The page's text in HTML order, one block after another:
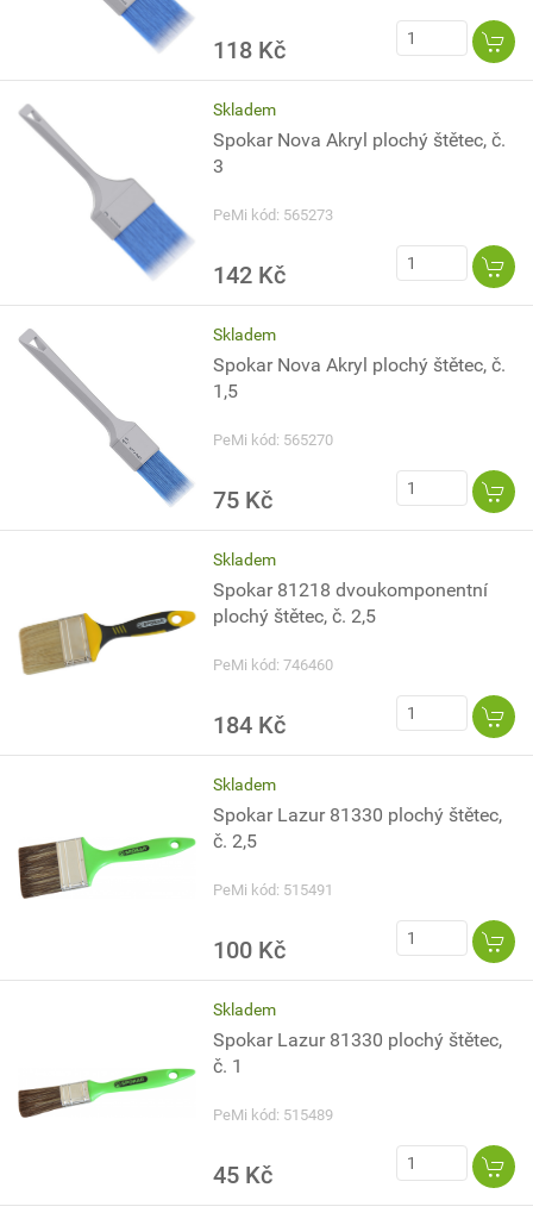
118 Kč
Skladem
Spokar Nova Akryl plochý štětec, č.
3
PeMi kód: 565273
142 Kč
Skladem
Spokar Nova Akryl plochý štětec, č.
1,5
PeMi kód: 565270
75 Kč
Skladem
Spokar 81218 dvoukomponentní
plochý štětec, č. 2,5
PeMi kód: 746460
184 Kč
Skladem
Spokar Lazur 81330 plochý štětec,
č. 2,5
PeMi kód: 515491
100 Kč
Skladem
Spokar Lazur 81330 plochý štětec,
č. 1
PeMi kód: 515489
45 Kč